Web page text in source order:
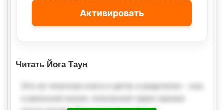
Активировать
Читать Йога Таун